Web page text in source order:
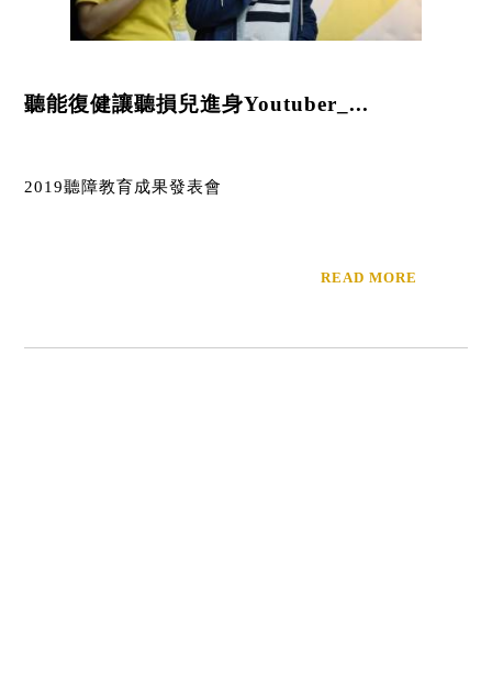
聽能復健讓聽損兒進身Youtuber_...
2019聽障教育成果發表會
READ MORE